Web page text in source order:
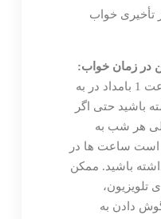
تأخیری خواب
در زمان خواب:
ممکن است قبل از ساعت 1 بامداد در به
باشید حتی اگر
هر شب به
است ساعت ها در
باشید. ممکن
تلویزیون،
دادن به